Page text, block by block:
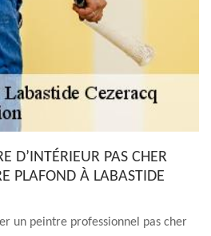
D’INTÉRIEUR PAS CHER
PLAFOND À LABASTIDE
un peintre professionnel pas cher